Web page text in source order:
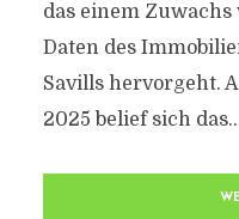
das einem
Daten des
Savills hervorgeht.
2025 belief sich